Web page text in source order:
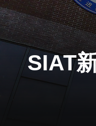
机构简介
院长寄语
现任领导
历任领导
统计数据
SIAT